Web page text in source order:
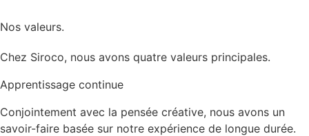
Nos valeurs.
Chez Siroco, nous avons quatre valeurs principales.
Apprentissage continue
Conjointement avec la pensée créative, nous avons un
savoir-faire basée sur notre expérience de longue durée.